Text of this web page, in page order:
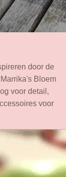
door de
Bloem
voor detail,
voor